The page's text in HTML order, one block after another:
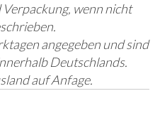
wenn nicht
angegeben und sind
Deutschlands.
auf Anfage.